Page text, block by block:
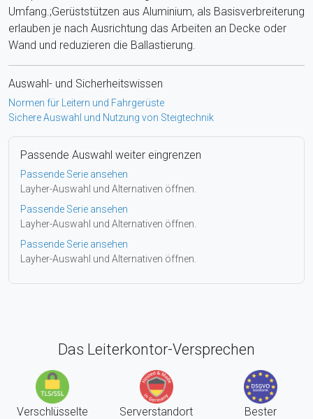
Umfang.;Gerüststützen aus Aluminium, als Basisverbreiterung
erlauben je nach Ausrichtung das Arbeiten an Decke oder
Wand und reduzieren die Ballastierung.
Auswahl- und Sicherheitswissen
Normen für Leitern und Fahrgerüste
Sichere Auswahl und Nutzung von Steigtechnik
Passende Auswahl weiter eingrenzen
Passende Serie ansehen
Layher-Auswahl und Alternativen öffnen.
Passende Serie ansehen
Layher-Auswahl und Alternativen öffnen.
Passende Serie ansehen
Layher-Auswahl und Alternativen öffnen.
Das Leiterkontor-Versprechen
Verschlüsselte
Serverstandort
Bester